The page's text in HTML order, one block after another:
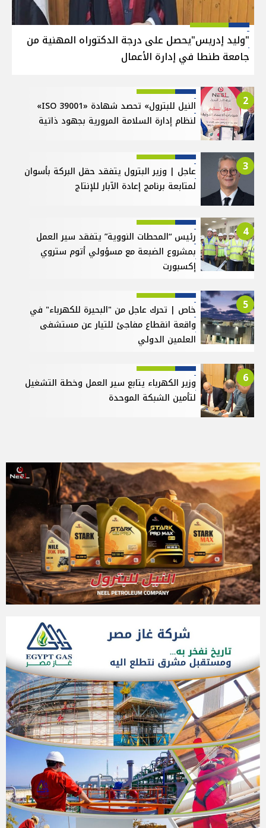
"وليد إدريس"يحصل على درجة الدكتوراه المهنية من
جامعة طنطا في إدارة الأعمال
2
النيل للبترول» تحصد شهادة «ISO 39001»
لنظام إدارة السلامة المرورية بجهود ذاتية
3
عاجل | وزير البترول يتفقد حقل البركة بأسوان
لمتابعة برنامج إعادة الآبار للإنتاج
4
رئيس “المحطات النووية” يتفقد سير العمل
بمشروع الضبعة مع مسؤولي أتوم ستروي
إكسبورت
5
خاص | تحرك عاجل من "البحيرة للكهرباء" في
واقعة انقطاع مفاجئ للتيار عن مستشفى
العلمين الدولي
6
وزير الكهرباء يتابع سير العمل وخطة التشغيل
لتأمين الشبكة الموحدة